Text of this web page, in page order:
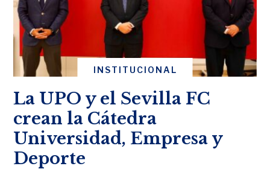
INSTITUCIONAL
La UPO y el Sevilla FC
crean la Cátedra
Universidad, Empresa y
Deporte